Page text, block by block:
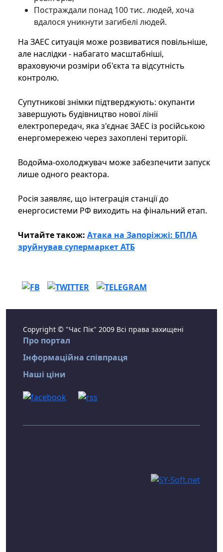
Постраждали понад 100 тис. людей, хоча
вдалося уникнути загибелі людей.
На ЗАЕС ситуація може розвиватися повільніше,
але наслідки - набагато масштабніші,
враховуючи розміри об'єкта та відсутність
контролю.
Супутникові знімки підтверджують: окупанти
завершують будівництво нової лінії
електропередач, яка з'єднає ЗАЕС із російською
енергомережею через захоплені території.
Водойма-охолоджувач може забезпечити запуск
лише одного реактора.
Росія заявляє, що інтеграція станції до
енергосистеми РФ виходить на фінальний етап.
Читайте також: Атака на Запоріжжі: БПЛА
зруйнував супермаркет АТБ
Copyright © "Час Пік" 2009 Всі права захищені
Про портал
Інформаційна співпраця
Наші ціни